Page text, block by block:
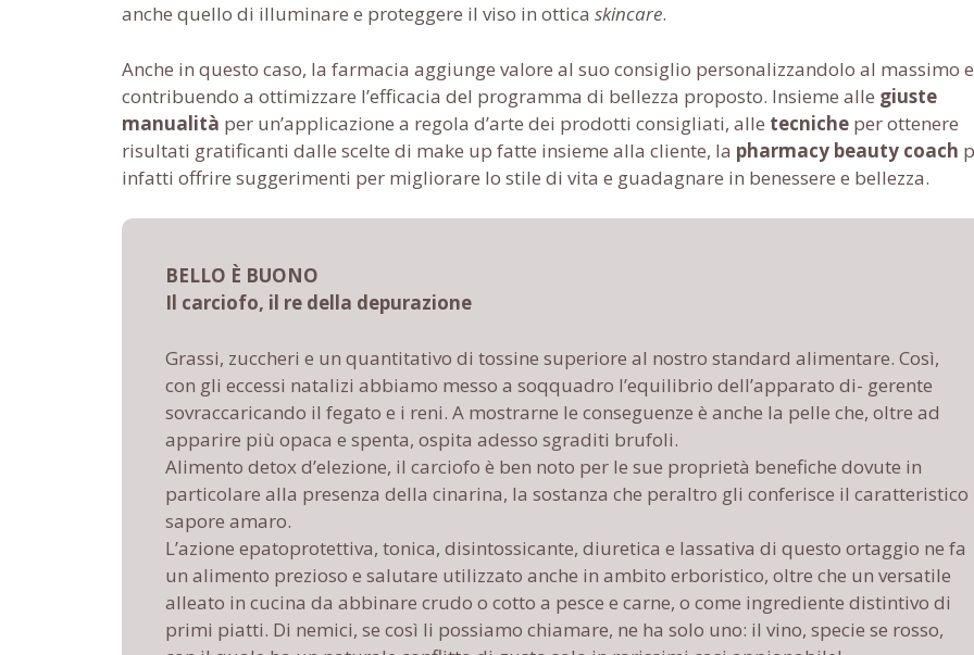
anche quello di illuminare e proteggere il viso in ottica skincare.
Anche in questo caso, la farmacia aggiunge valore al suo consiglio personalizzandolo al massimo e
contribuendo a ottimizzare l’efficacia del programma di bellezza proposto. Insieme alle giuste
manualità per un’applicazione a regola d’arte dei prodotti consigliati, alle tecniche per ottenere
risultati gratificanti dalle scelte di make up fatte insieme alla cliente, la pharmacy beauty coach
infatti offrire suggerimenti per migliorare lo stile di vita e guadagnare in benessere e bellezza.
BELLO È BUONO
Il carciofo, il re della depurazione
Grassi, zuccheri e un quantitativo di tossine superiore al nostro standard alimentare. Così,
con gli eccessi natalizi abbiamo messo a soqquadro l’equilibrio dell’apparato di- gerente
sovraccaricando il fegato e i reni. A mostrarne le conseguenze è anche la pelle che, oltre ad
apparire più opaca e spenta, ospita adesso sgraditi brufoli.
Alimento detox d’elezione, il carciofo è ben noto per le sue proprietà benefiche dovute in
particolare alla presenza della cinarina, la sostanza che peraltro gli conferisce il caratteristico
sapore amaro.
L’azione epatoprotettiva, tonica, disintossicante, diuretica e lassativa di questo ortaggio ne fa
un alimento prezioso e salutare utilizzato anche in ambito erboristico, oltre che un versatile
alleato in cucina da abbinare crudo o cotto a pesce e carne, o come ingrediente distintivo di
primi piatti. Di nemici, se così li possiamo chiamare, ne ha solo uno: il vino, specie se rosso,